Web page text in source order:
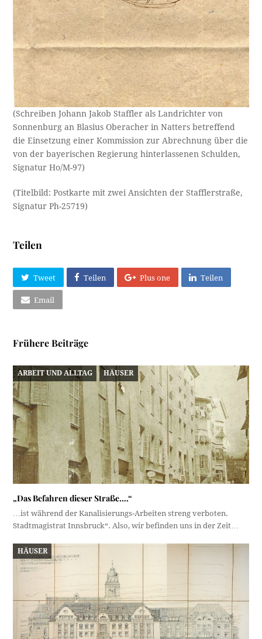
(Schreiben Johann Jakob Staffler als Landrichter von
Sonnenburg an Blasius Oberacher in Natters betreffend
die Einsetzung einer Kommission zur Abrechnung über die
von der bayerischen Regierung hinterlassenen Schulden,
Signatur Ho/M-97)
(Titelbild: Postkarte mit zwei Ansichten der Stafflerstraße,
Signatur Ph-25719)
Teilen
Tweet Teilen Plus one Teilen
Email
Frühere Beiträge
ARBEIT UND ALLTAG HÄUSER
„Das Befahren dieser Straße….“
…ist während der Kanalisierungs-Arbeiten streng verboten.
Stadtmagistrat Innsbruck“. Also, wir befinden uns in der Zeit…
HÄUSER